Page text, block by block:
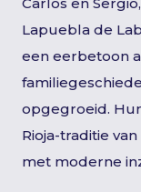
Lapuebla de
een eerbetoon
opgegroeid.
Rioja-traditie
met moderne